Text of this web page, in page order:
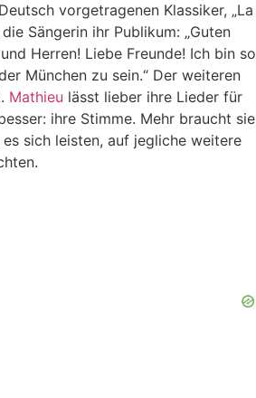
vorgetragenen Klassiker, „La
Sängerin ihr Publikum: „Guten
Herren! Liebe Freunde! Ich bin so
München zu sein.“ Der weiteren
Mathieu lässt lieber ihre Lieder für
ihre Stimme. Mehr braucht sie
sich leisten, auf jegliche weitere